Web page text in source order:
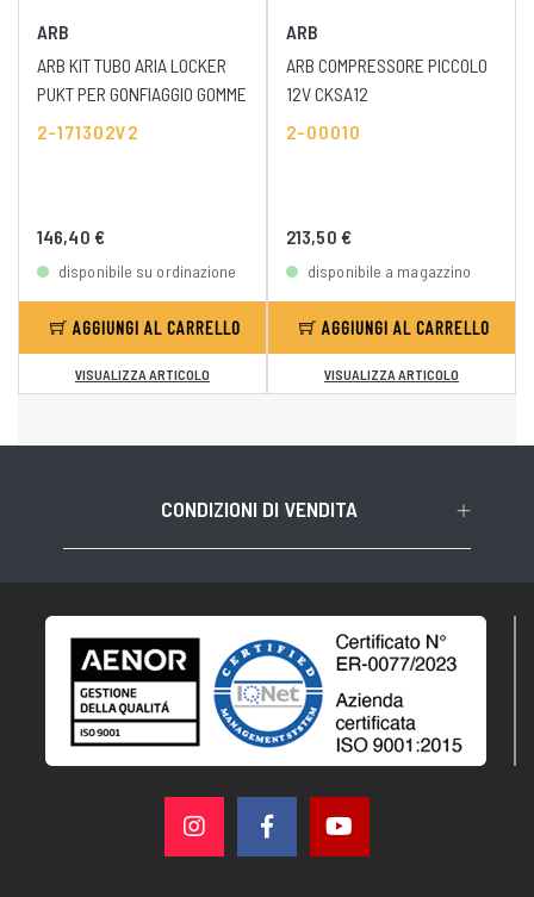
ARB
ARB KIT TUBO ARIA LOCKER
PUKT PER GONFIAGGIO GOMME
2-171302V2
146,40 €
disponibile su ordinazione
AGGIUNGI AL CARRELLO
VISUALIZZA ARTICOLO
ARB
ARB COMPRESSORE PICCOLO
12V CKSA12
2-00010
213,50 €
disponibile a magazzino
AGGIUNGI AL CARRELLO
VISUALIZZA ARTICOLO
CONDIZIONI DI VENDITA